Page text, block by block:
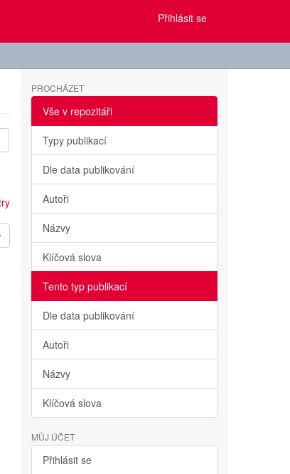
Přihlásit se
PROCHÁZET
Vše v repozitáři
Typy publikací
Dle data publikování
Autoři
Názvy
Klíčová slova
Tento typ publikací
Dle data publikování
Autoři
Názvy
Klíčová slova
MŮJ ÚČET
Přihlásit se